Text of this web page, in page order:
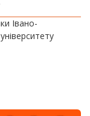
Івано-